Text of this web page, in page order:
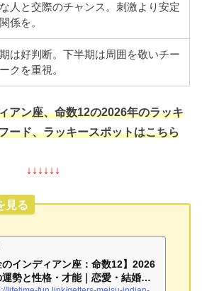
人と交際のチャンス。刺激より安定
係を。
期は好判断。下半期は周囲を敬いチー
クを重視。
アン座、命数12の2026年のラッキ
ード、ラッキースポットはこちら
↓↓↓↓↓↓
見る
のインディアン座：命数12】2026
運勢と性格・才能｜恋愛・結婚・